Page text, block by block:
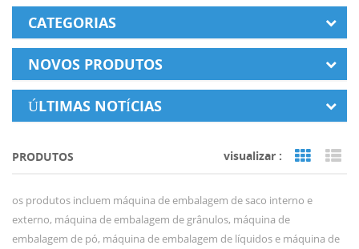
CATEGORIAS
NOVOS PRODUTOS
ÚLTIMAS NOTÍCIAS
PRODUTOS visualizar : Grid
os produtos incluem máquina de embalagem de saco interno e
externo, máquina de embalagem de grânulos, máquina de
embalagem de pó, máquina de embalagem de líquidos e máquina de